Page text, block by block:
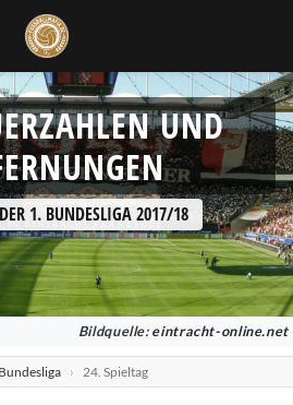
UND
1. BUNDESLIGA 2017/18
Bildquelle: eintracht-online.net
24. Spieltag